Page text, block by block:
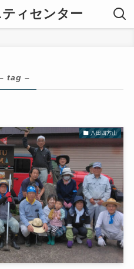
ィセンター
tag –
八田四方山